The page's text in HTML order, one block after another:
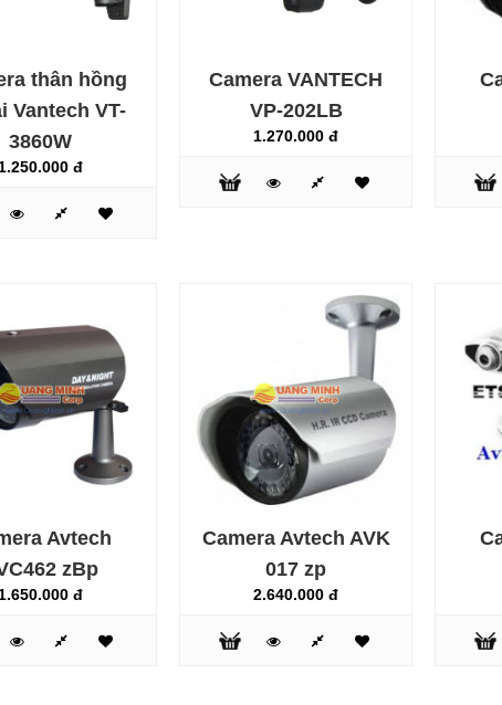
Camera Avtech AVC189
1.770.000 đ
thân hồng
Vantech VT-
3860W
đ
Camera VANTECH
VP-202LB
1.270.000 đ
Avtech
zBp
đ
Camera Avtech AVK
017 zp
2.640.000 đ